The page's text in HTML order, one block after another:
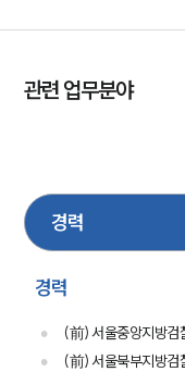
관련 업무분야
지식재산권
경력
(前) 서울중앙지방검
(前) 서울북부지방검